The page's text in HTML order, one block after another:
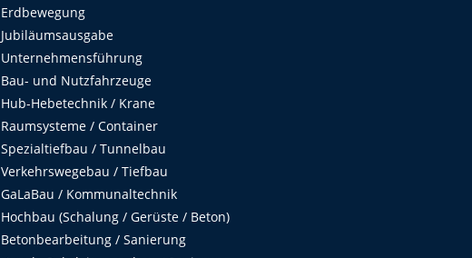
Erdbewegung
Jubiläumsausgabe
Unternehmensführung
Bau- und Nutzfahrzeuge
Hub-Hebetechnik / Krane
Raumsysteme / Container
Spezialtiefbau / Tunnelbau
Verkehrswegebau / Tiefbau
GaLaBau / Kommunaltechnik
Hochbau (Schalung / Gerüste / Beton)
Betonbearbeitung / Sanierung